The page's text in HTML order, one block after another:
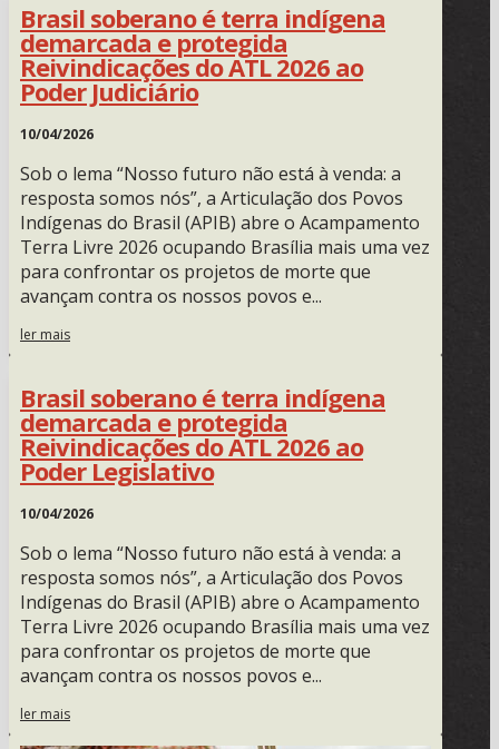
Brasil soberano é terra indígena
demarcada e protegida
Reivindicações do ATL 2026 ao
Poder Judiciário
10/04/2026
Sob o lema “Nosso futuro não está à venda: a
resposta somos nós”, a Articulação dos Povos
Indígenas do Brasil (APIB) abre o Acampamento
Terra Livre 2026 ocupando Brasília mais uma vez
para confrontar os projetos de morte que
avançam contra os nossos povos e...
ler mais
Brasil soberano é terra indígena
demarcada e protegida
Reivindicações do ATL 2026 ao
Poder Legislativo
10/04/2026
Sob o lema “Nosso futuro não está à venda: a
resposta somos nós”, a Articulação dos Povos
Indígenas do Brasil (APIB) abre o Acampamento
Terra Livre 2026 ocupando Brasília mais uma vez
para confrontar os projetos de morte que
avançam contra os nossos povos e...
ler mais